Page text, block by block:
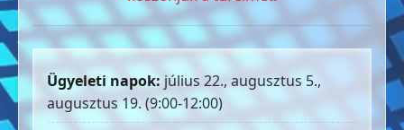
Ügyeleti napok: július 22., augusztus 5.,
augusztus 19. (9:00-12:00)